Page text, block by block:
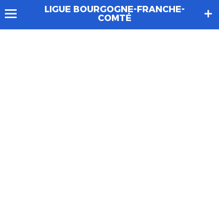
LIGUE BOURGOGNE-FRANCHE-
COMTÉ